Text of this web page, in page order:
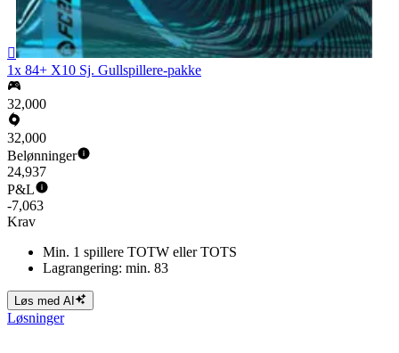

1x 84+ X10 Sj. Gullspillere-pakke
32,000
32,000
Belønninger
24,937
P&L
-7,063
Krav
Min. 1 spillere TOTW eller TOTS
Lagrangering: min. 83
Løs med AI
Løsninger